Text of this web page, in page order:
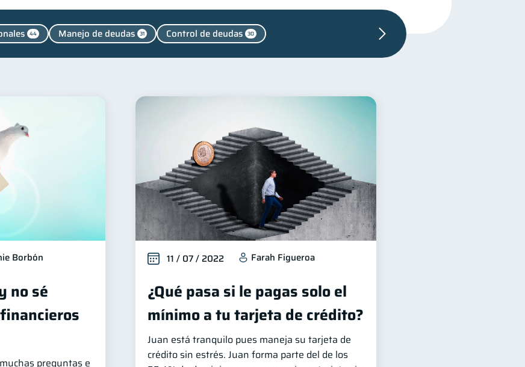
44 Manejo de deudas 31 Control de deudas 30
Cuenta Inactiva 1
en Pareja Educación Financiera 1 Fraudes 1 Mipymes 1
ahorro 1 Retiro Doble sueldo 1
financiera
Borbón
no sé
preguntas e
11 / 07 / 2022 Farah Figueroa
¿Qué pasa si le pagas solo el
mínimo a tu tarjeta de crédito?
Juan está tranquilo pues maneja su tarjeta de
crédito sin estrés. Juan forma parte del de los